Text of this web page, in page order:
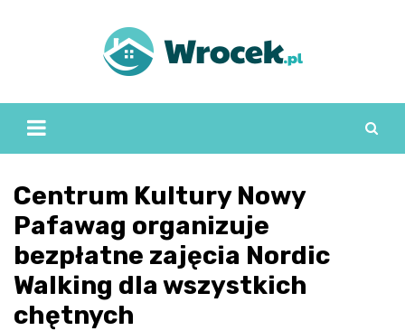
Centrum Kultury Nowy
Pafawag organizuje
bezpłatne zajęcia Nordic
Walking dla wszystkich
chętnych